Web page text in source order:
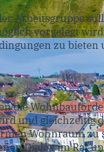
Arbeitsgruppe
vorgelegt
zu bieten
die
und gleichzeitig
Wohnraum zu
Dialog im Rat